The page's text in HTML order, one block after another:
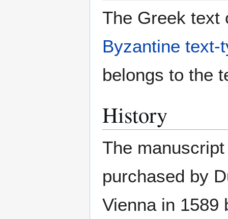
The Greek text
Byzantine text-
belongs to the
History
The
purchased by
Vienna in 1589